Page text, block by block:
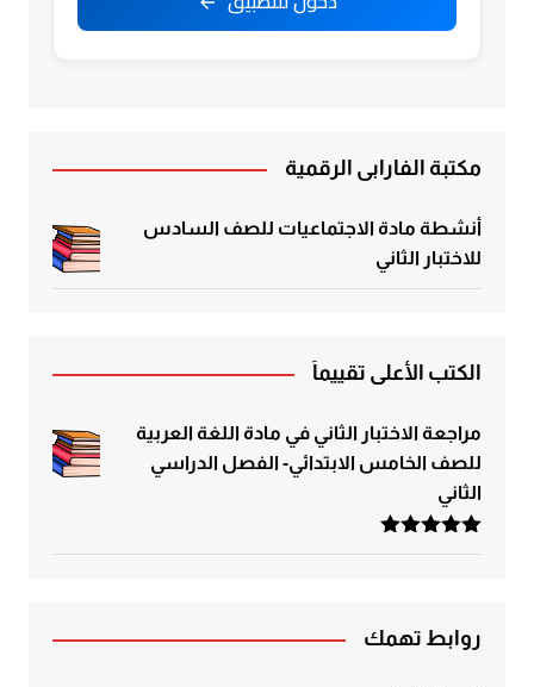
مكتبة الفارابي الرقمية
أنشطة مادة الاجتماعيات للصف السادس
للاختبار الثاني
الكتب الأعلى تقييماً
مراجعة الاختبار الثاني في مادة اللغة العربية
للصف الخامس الابتدائي- الفصل الدراسي
الثاني
تم التقييم
روابط تهمك